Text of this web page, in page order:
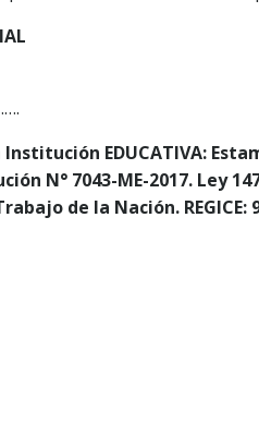
EDUCATIVA:
N° 7043-ME-2017. Ley
de la Nación. REGICE: